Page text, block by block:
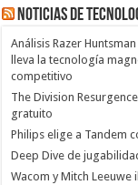
Noticias de
Análisis Razer
lleva la tecnología
competitivo
The Division
gratuito
Philips elige a Tandem
Deep Dive de
Wacom y Mitch